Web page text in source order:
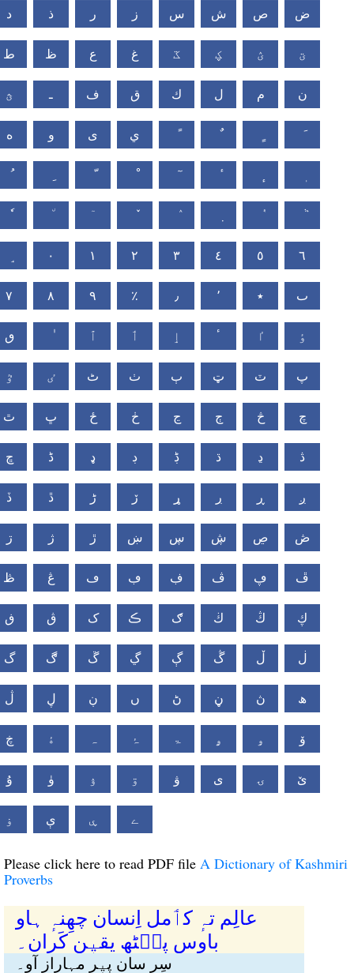
د ذ ر ز س ش ص ض
ط ظ ع غ ػ ؼ ؽ ؾ
ؿ ـ ف ق ك ل م ن
ه و ى ي
٠ ١ ٢ ٣ ٤ ٥ ٦
٧ ٨ ٩ ٪ ٫ ٬ ٭ ٮ
ٯ ٱ ٲ ٳ ٴ ٵ ٶ
ٷ ٸ ٹ ٺ ٻ ټ ٽ پ
ٿ ڀ ځ ڂ ڃ ڄ څ چ
ڇ ڈ ډ ڊ ڋ ڌ ڍ ڎ
ڏ ڐ ڑ ڒ ړ ڔ ڕ ږ
ڗ ژ ڙ ښ ڛ ڜ ڝ ڞ
ڟ ڠ ڡ ڢ ڣ ڤ ڥ ڦ
ڧ ڨ ک ڪ ګ ڬ ڭ ڮ
گ ڰ ڱ ڲ ڳ ڴ ڵ ڶ
ڷ ڸ ڹ ں ڻ ڼ ڽ ھ
ڿ ۀ ۂ ۃ ۄ ۅ ۆ
ۇ ۈ ۉ ۊ ۋ ی ۍ ێ
ۏ ې ۑ ے
Please click here to read PDF file A Dictionary of Kashmiri
Proverbs
عالِم تہٕ کٲمل اِنسان چھِنہٕ ہاو
باوس پٮ۪ٹھ یقیٖن کَران۔
سِرٕ سان پیٖرٕ مہارازٕ آو۔